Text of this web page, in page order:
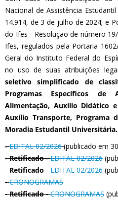
Nacional de Assistência
14.914, de 3 de julho de 2024; e
do Ifes - Resolução de número
Ifes, regulados pela Portaria
Geral do Instituto Federal do
no uso de suas atribuições
seletivo simplificado de
Programas Específicos de
Alimentação, Auxílio Didático
Auxílio Transporte, Programa
Moradia Estudantil Universitária.
-EDITAL 02/2026 (publicado em
-Retificado-EDITAL 02/2026
- Retificado - EDITAL 02/2026
-CRONOGRAMAS
-Retificado-CRONOGRAMAS